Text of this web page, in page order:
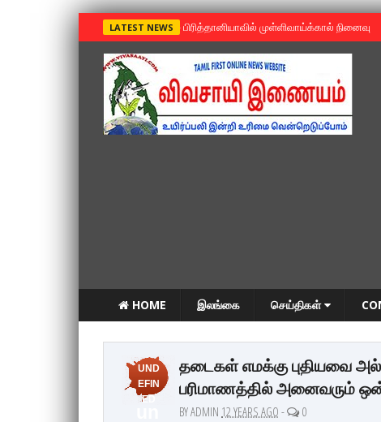
LATEST NEWS »பிரித்தானியாவில் முள்ளிவாய்க்கால் நினைவு
HOME இலங்கை செய்திகள்
UND
EFIN
ED
தடைகள் எமக்கு புதியவை
பரிமாணத்தில் அனைவரும்
BY ADMIN 12 YEARS AGO - 0